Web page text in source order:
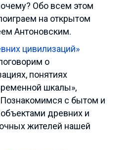
Обо всем этом
на открытом
Антоновским.
цивилизаций»
о
понятиях
шкалы»,
Познакомимся с бытом и
древних и
жителей нашей